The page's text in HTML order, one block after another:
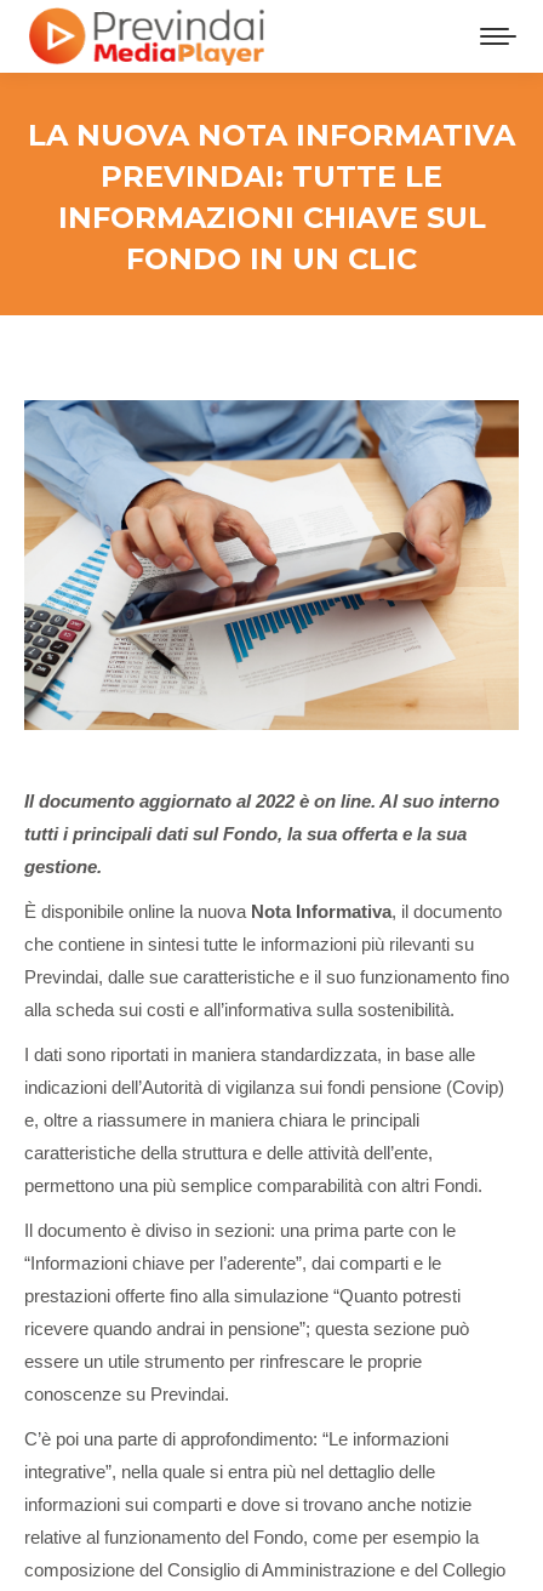
LA NUOVA NOTA INFORMATIVA
PREVINDAI: TUTTE LE
INFORMAZIONI CHIAVE SUL
FONDO IN UN CLIC
Il documento aggiornato al 2022 è on line. Al suo interno
tutti i principali dati sul Fondo, la sua offerta e la sua
gestione.
È disponibile online la nuova Nota Informativa, il documento
che contiene in sintesi tutte le informazioni più rilevanti su
Previndai, dalle sue caratteristiche e il suo funzionamento fino
alla scheda sui costi e all’informativa sulla sostenibilità.
I dati sono riportati in maniera standardizzata, in base alle
indicazioni dell’Autorità di vigilanza sui fondi pensione (Covip)
e, oltre a riassumere in maniera chiara le principali
caratteristiche della struttura e delle attività dell’ente,
permettono una più semplice comparabilità con altri Fondi.
Il documento è diviso in sezioni: una prima parte con le
“Informazioni chiave per l’aderente”, dai comparti e le
prestazioni offerte fino alla simulazione “Quanto potresti
ricevere quando andrai in pensione”; questa sezione può
essere un utile strumento per rinfrescare le proprie
conoscenze su Previndai.
C’è poi una parte di approfondimento: “Le informazioni
integrative”, nella quale si entra più nel dettaglio delle
informazioni sui comparti e dove si trovano anche notizie
relative al funzionamento del Fondo, come per esempio la
composizione del Consiglio di Amministrazione e del Collegio